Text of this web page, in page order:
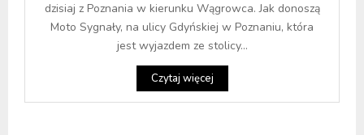
dzisiaj z Poznania w kierunku Wągrowca. Jak donoszą
Moto Sygnały, na ulicy Gdyńskiej w Poznaniu, która
jest wyjazdem ze stolicy...
Czytaj więcej